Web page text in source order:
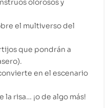
olorosos y
el multiverso del
que pondrán a
en el escenario
risa… ¡o de algo más!